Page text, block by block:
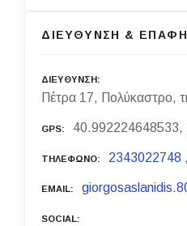
ΔΙΕΥΘΥΝΣΗ & ΕΠΑΦΗ
ΔΙΕΥΘΥΝΣΗ
Πέτρα 17, Πολύκαστρο,
GPS
ΤΗΛΕΦΩΝΟ 2343022748
EMAIL
SOCIAL